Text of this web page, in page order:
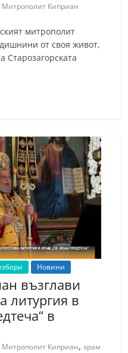
Митрополит Киприан
митрополит
от своя живот,
Старозагорската
Новини
възглави
литургия в
в
Митрополит Киприан,храм